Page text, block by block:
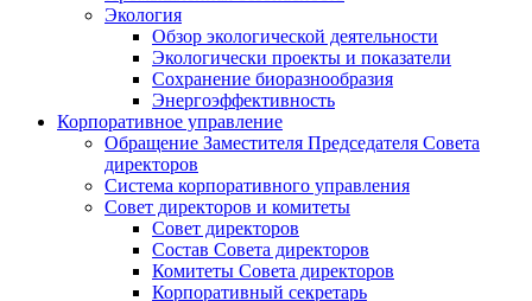
Экология
Обзор экологической деятельности
Экологически проекты и показатели
Сохранение биоразнообразия
Энергоэффективность
Корпоративное управление
Обращение Заместителя Председателя Совета
директоров
Система корпоративного управления
Совет директоров и комитеты
Совет директоров
Состав Совета директоров
Комитеты Совета директоров
Корпоративный секретарь